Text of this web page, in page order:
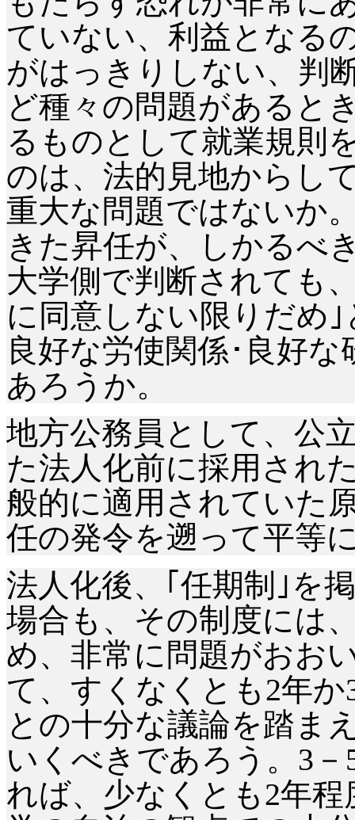
ていない、利益となる
がはっきりしない、判
ど種々の問題があると
るものとして就業規則
のは、法的見地からし
重大な問題ではないか
きた昇任が、しかるべ
大学側で判断されても
に同意しない限りだめ
良好な労使関係･良好
あろうか。
地方公務員として、公
た法人化前に採用され
般的に適用されていた
任の発令を遡って平等
法人化後、｢任期制｣を
場合も、その制度には
め、非常に問題がおお
て、すくなくとも2年
との十分な議論を踏ま
いくべきであろう。3
れば、少なくとも2年